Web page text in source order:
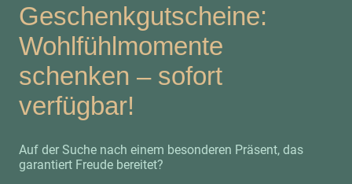
Geschenkgutscheine:
Wohlfühlmomente
schenken – sofort
verfügbar!
Auf der Suche nach einem besonderen Präsent, das
garantiert Freude bereitet?